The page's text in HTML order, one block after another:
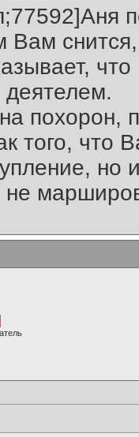
Вам
похорон,
того, что
но
не